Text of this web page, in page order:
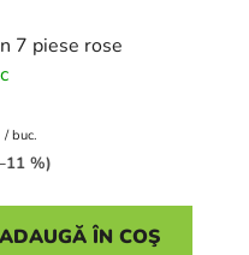
7 piese rose
/ buc.
%)
ADAUGĂ ÎN COŞ